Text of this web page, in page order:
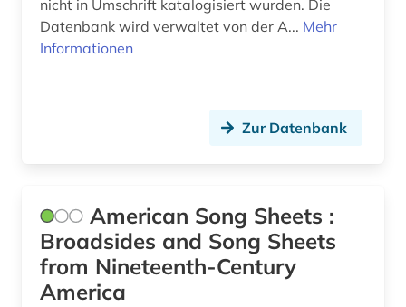
estland (1)
europa (1)
europäische geschichte (1)
nicht in Umschrift katalogisiert wurden. Die
Datenbank wird verwaltet von der A... Mehr
Informationen
Zur Datenbank
American Song Sheets :
Broadsides and Song Sheets
from Nineteenth-Century
America